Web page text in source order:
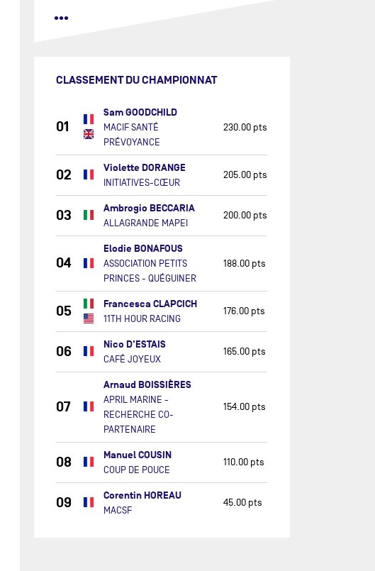
•••
CLASSEMENT DU CHAMPIONNAT
01
Sam GOODCHILD
MACIF SANTÉ
PRÉVOYANCE
230.00 pts
02 Violette DORANGE
INITIATIVES-CŒUR
205.00 pts
03 Ambrogio BECCARIA
ALLAGRANDE MAPEI
200.00 pts
04
Elodie BONAFOUS
ASSOCIATION PETITS
PRINCES - QUÉGUINER
188.00 pts
05 Francesca CLAPCICH
11TH HOUR RACING
176.00 pts
06 Nico D'ESTAIS
CAFÉ JOYEUX
165.00 pts
07
Arnaud BOISSIÈRES
APRIL MARINE -
RECHERCHE CO-
PARTENAIRE
154.00 pts
08 Manuel COUSIN
COUP DE POUCE
110.00 pts
09 Corentin HOREAU
MACSF
45.00 pts